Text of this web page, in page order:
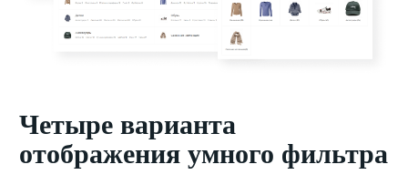
Четыре варианта
отображения умного фильтра